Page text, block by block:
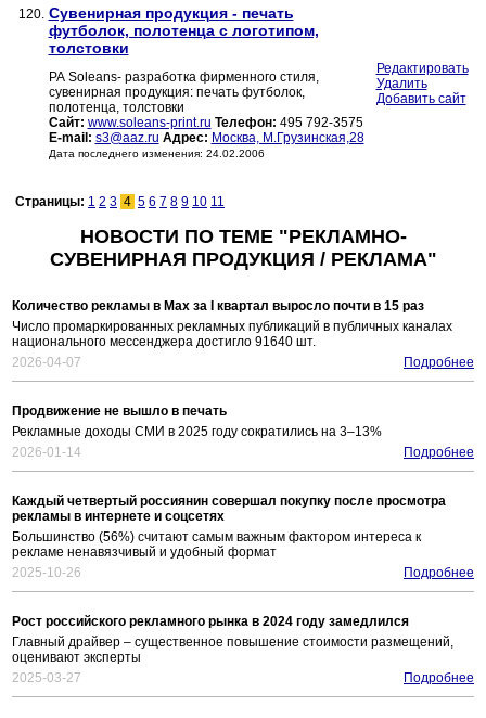
120. Сувенирная продукция - печать
футболок, полотенца с логотипом,
толстовки
РА Soleans- разработка фирменного стиля,
cувенирная продукция: печать футболок,
полотенца, толстовки
Сайт: www.soleans-print.ru Телефон: 495 792-3575
E-mail: s3@aaz.ru Адрес: Москва, М.Грузинская,28
Дата последнего изменения: 24.02.2006
Редактировать
Удалить
Добавить сайт
Страницы: 1 2 3 4 5 6 7 8 9 10 11
НОВОСТИ ПО ТЕМЕ "РЕКЛАМНО-
СУВЕНИРНАЯ ПРОДУКЦИЯ / РЕКЛАМА"
Количество рекламы в Max за I квартал выросло почти в 15 раз
Число промаркированных рекламных публикаций в публичных каналах
национального мессенджера достигло 91640 шт.
2026-04-07
Подробнее
Продвижение не вышло в печать
Рекламные доходы СМИ в 2025 году сократились на 3–13%
2026-01-14
Подробнее
Каждый четвертый россиянин совершал покупку после просмотра
рекламы в интернете и соцсетях
Большинство (56%) считают самым важным фактором интереса к
рекламе ненавязчивый и удобный формат
2025-10-26
Подробнее
Рост российского рекламного рынка в 2024 году замедлился
Главный драйвер – существенное повышение стоимости размещений,
оценивают эксперты
2025-03-27
Подробнее